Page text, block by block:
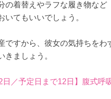
の着替えやラフな履き物など
いてもいいでしょう。
ですから、彼女の気持ちをわ
きましょう。
日／予定日まで12日】腹式呼